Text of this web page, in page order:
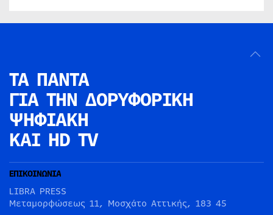
ΤΑ ΠΑΝΤΑ
ΓΙΑ ΤΗΝ ΔΟΡΥΦΟΡΙΚΗ
ΨΗΦΙΑΚΗ
ΚΑΙ HD TV
ΕΠΙΚΟΙΝΩΝΙΑ
LIBRA PRESS
Μεταμορφώσεως 11, Μοσχάτο Αττικής, 183 45